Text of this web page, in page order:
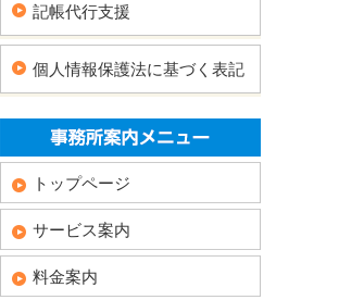
記帳代行支援
個人情報保護法に基づく表記
トップページ
サービス案内
料金案内